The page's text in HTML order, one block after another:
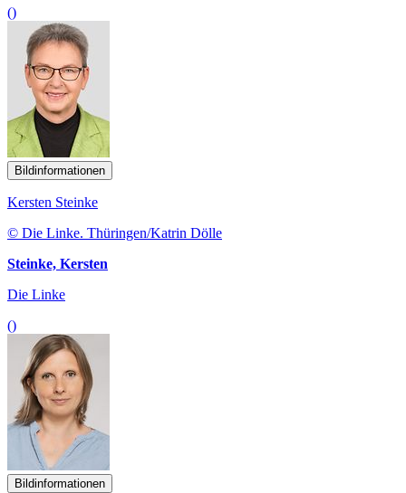
()
Bildinformationen
Kersten Steinke
© Die Linke. Thüringen/Katrin Dölle
Steinke, Kersten
Die Linke
()
Bildinformationen